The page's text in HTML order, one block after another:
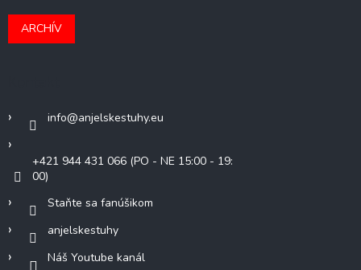
ARCHÍV
info@anjelskestuhy.eu
+421 944 431 066 (PO - NE 15:00 - 19:
00)
Staňte sa fanúšikom
anjelskestuhy
Náš Youtube kanál